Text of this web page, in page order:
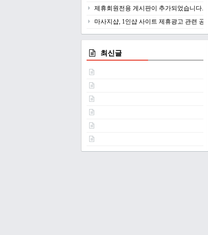
제휴회원전용 게시판이 추가되었습니다.
마사지샵, 1인샵 사이트 제휴광고 관련 공지
최신글